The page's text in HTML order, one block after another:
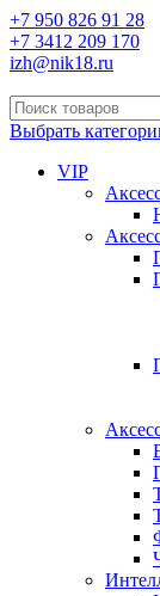
+7 950 826 91 28
+7 3412 209 170
izh@nik18.ru
Выбрать
VIP